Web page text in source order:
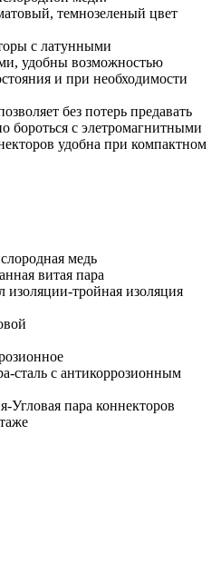
темнозеленый цвет
с латунными
удобны возможностью
и при необходимости
без потерь предавать
бороться с элетромагнитными
удобна при компактном
медь
витая пара
изоляции-тройная изоляция
сталь с антикоррозионным
пара коннекторов